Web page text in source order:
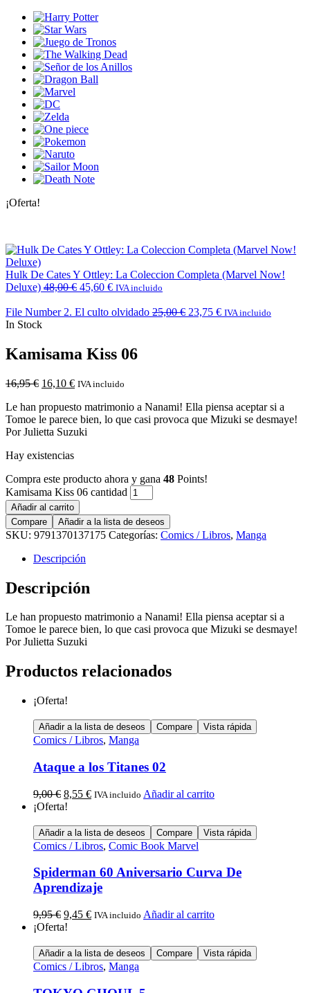
¡Oferta!
Hulk De Cates Y Ottley: La Coleccion Completa (Marvel Now!
Deluxe) 48,00€ 45,60 € IVA incluido
File Number 2. El culto olvidado 25,00€ 23,75 € IVA incluido
In Stock
Kamisama Kiss 06
16,95€ 16,10 € IVA incluido
Le han propuesto matrimonio a Nanami! Ella piensa aceptar si a
Tomoe le parece bien, lo que casi provoca que Mizuki se desmaye!
Por Julietta Suzuki
Hay existencias
Compra este producto ahora y gana 48 Points!
Kamisama Kiss 06 cantidad
Añadir al carrito
Compare
Añadir a la lista de deseos
SKU: 9791370137175 Categorías: Comics / Libros, Manga
Descripción
Descripción
Le han propuesto matrimonio a Nanami! Ella piensa aceptar si a
Tomoe le parece bien, lo que casi provoca que Mizuki se desmaye!
Por Julietta Suzuki
Productos relacionados
¡Oferta!
Añadir a la lista de deseos Compare Vista rápida
Comics / Libros, Manga
Ataque a los Titanes 02
9,00€ 8,55 € IVA incluido Añadir al carrito
¡Oferta!
Añadir a la lista de deseos Compare Vista rápida
Comics / Libros, Comic Book Marvel
Spiderman 60 Aniversario Curva De
Aprendizaje
9,95€ 9,45 € IVA incluido Añadir al carrito
¡Oferta!
Añadir a la lista de deseos Compare Vista rápida
Comics / Libros, Manga